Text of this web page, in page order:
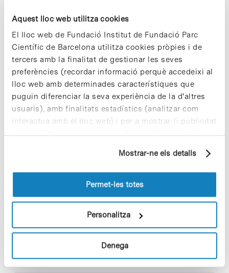
Aquest lloc web utilitza cookies
El lloc web de Fundació Institut de Fundació Parc
Científic de Barcelona utilitza cookies pròpies i de
tercers amb la finalitat de gestionar les seves
preferències (recordar informació perquè accedeixi al
lloc web amb determinades característiques que
puguin diferenciar la seva experiència de la d'altres
usuaris), amb finalitats estadístics (analitzar com
interactua amb el lloc web) i per a mostrar-li publicitat
personalitzada sobre la base d'un perfil elaborat a
pàgines visitades). Per a obtenir més informació sobre
les cookies pot consultar laPolítica de cookiesdel
Mostrar-ne els detalls
Permet-les totes
Personalitza
Denega
Categories ODS
> ACCIÓ CLIMÀTICA
> ALIANCES PER ASSOLIR OBJECTIUS
> CONSUM I PRODUCCIÓ RESPONSABLES
> EDUCACIÓ DE QUALITAT
> INDÚSTRIA, INNOVACIÓ I INFRAESTRUCTURES
> SALUT I BENESTAR
> TREBALL DIGNE
Vacances responsables en temps
d’emergència climàtica
15 de juliol de 2026